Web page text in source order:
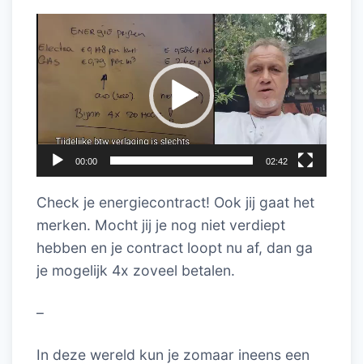
Videospeler
00:00 02:42
Check je energiecontract! Ook jij gaat het
merken. Mocht jij je nog niet verdiept
hebben en je contract loopt nu af, dan ga
je mogelijk 4x zoveel betalen.
–
In deze wereld kun je zomaar ineens een